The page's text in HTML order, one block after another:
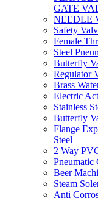
GATE
NEEDLE
Safety
Female
Steel
Butterfly
Regulator
Brass
Electric
Stainless
Butterfly
Flange
Steel
2 Way
Pneumatic
Beer
Steam
Anti